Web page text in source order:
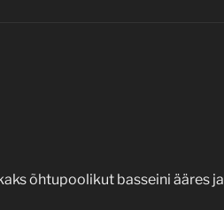
õhtupoolikut basseini ääres ja